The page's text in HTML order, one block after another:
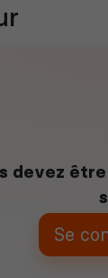
devez
Se